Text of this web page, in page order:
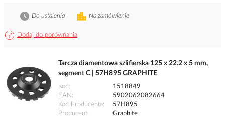
Dodaj do porównania
Na zamówienie
Do ustalenia
Tarcza diamentowa szlifierska 125 x 22.2 x 5 mm,
segment C | 57H895 GRAPHITE
Kod
1518849
EAN
5902062082664
Kod Producenta
57H895
Producent
Graphite